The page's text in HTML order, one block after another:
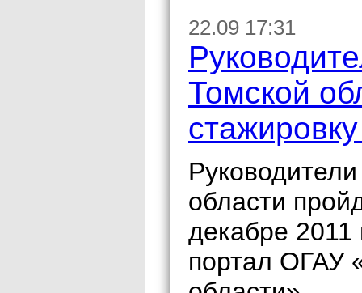
22.09 17:31
Томской
области
декабре
портал ОГАУ